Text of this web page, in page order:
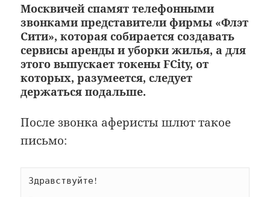
Москвичей спамят телефонными
звонками представители фирмы «Флэт
Сити», которая собирается создавать
сервисы аренды и уборки жилья, а для
этого выпускает токены FCity, от
которых, разумеется, следует
держаться подальше.
После звонка аферисты шлют такое
письмо:
Здравствуйте!